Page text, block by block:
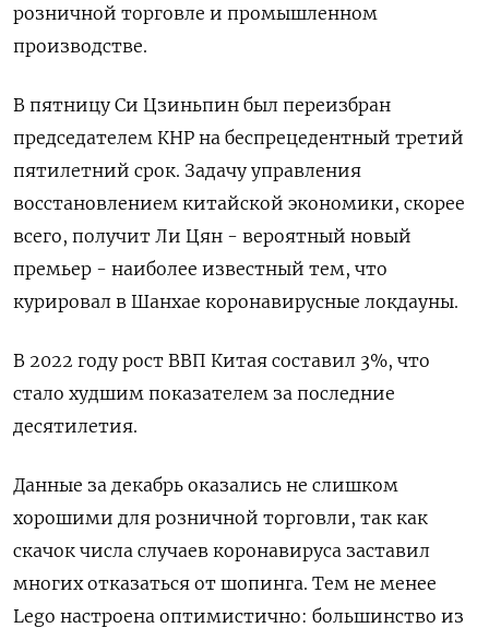
розничной торговле и промышленном
производстве.
В пятницу Си Цзиньпин был переизбран
председателем КНР на беспрецедентный третий
пятилетний срок. Задачу управления
восстановлением китайской экономики, скорее
всего, получит Ли Цян - вероятный новый
премьер - наиболее известный тем, что
курировал в Шанхае коронавирусные локдауны.
В 2022 году рост ВВП Китая составил 3%, что
стало худшим показателем за последние
десятилетия.
Данные за декабрь оказались не слишком
хорошими для розничной торговли, так как
скачок числа случаев коронавируса заставил
многих отказаться от шопинга. Тем не менее
Lego настроена оптимистично: большинство из